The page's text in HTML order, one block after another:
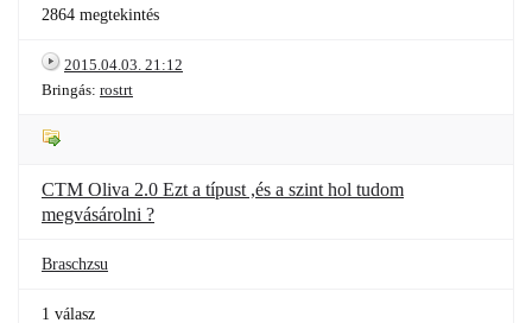
2864 megtekintés
2015.04.03. 21:12
Bringás: rostrt
CTM Oliva 2.0 Ezt a típust ,és a szint hol tudom
megvásárolni ?
Braschzsu
1 válasz